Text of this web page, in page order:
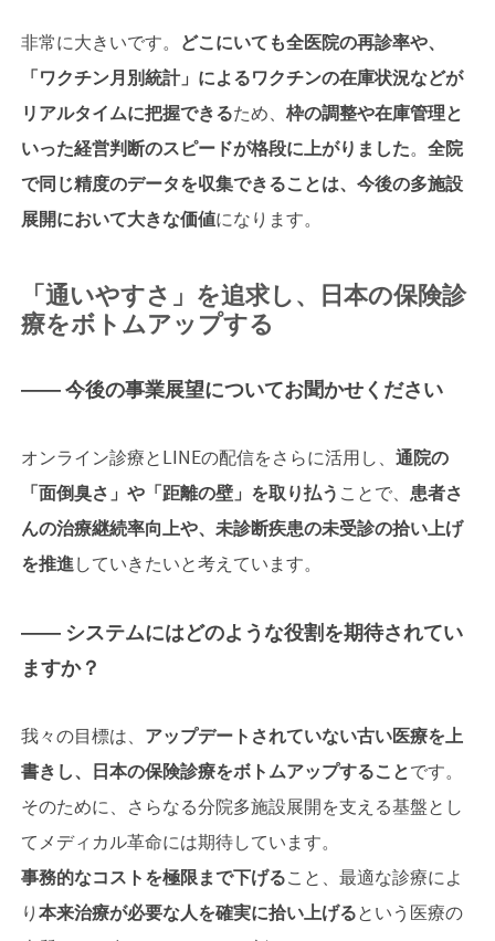
非常に大きいです。 どこにいても全医院の再診率や、
「ワクチン月別統計」によるワクチンの在庫状況などが
リアルタイムに把握できるため、枠の調整や在庫管理と
いった経営判断のスピードが格段に上がりました。全院
で同じ精度のデータを収集できることは、今後の多施設
展開において大きな価値になります。
「通いやすさ」を追求し、日本の保険診
療をボトムアップする
―― 今後の事業展望についてお聞かせください
オンライン診療とLINEの配信をさらに活用し、通院の
「面倒臭さ」や「距離の壁」を取り払う ことで、 患者さ
んの治療継続率向上や、未診断疾患の未受診の拾い上げ
を推進 していきたいと考えています。
―― システムにはどのような役割を期待されてい
ますか？
我々の目標は、 アップデートされていない古い医療を上
書きし、日本の保険診療をボトムアップすることです。
そのために、さらなる分院多施設展開を支える基盤とし
てメディカル革命には期待しています。
事務的なコストを極限まで下げること、最適な診療によ
り本来治療が必要な人を確実に拾い上げるという医療の